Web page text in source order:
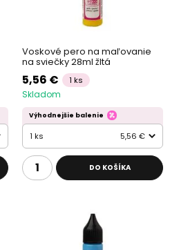
Voskové pero na maľovanie
na sviečky 28ml žltá
5,56 € 1 ks
Skladom
Výhodnejšie balenie
1 ks 5,56 €
DO KOŠÍKA